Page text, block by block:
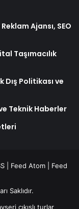
Ajansı, SEO
Taşımacılık
Dış Politikası ve
Teknik Haberler
Feed Atom
Feed
Saklıdır.
çıkışlı turlar